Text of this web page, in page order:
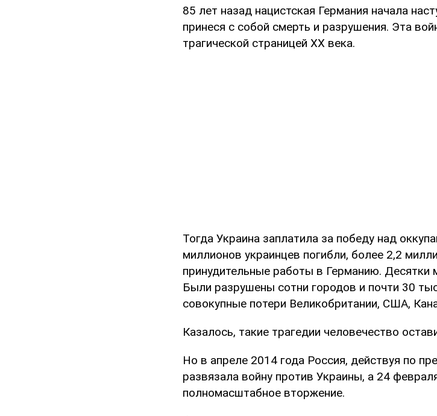
85 лет назад нацистская Германия начала
принеся с собой смерть и разрушения. Эта
трагической страницей XX века.
Тогда Украина заплатила за победу над
миллионов украинцев погибли, более 2,2
принудительные работы в Германию.
Были разрушены сотни городов и почти 30
совокупные потери Великобритании, США,
Казалось, такие трагедии человечество
Но в апреле 2014 года Россия, действуя по
развязала войну против Украины, а 24
полномасштабное вторжение.